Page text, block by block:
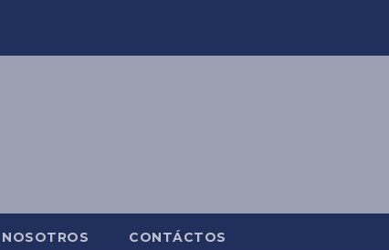
NOSOTROS CONTÁCTOS